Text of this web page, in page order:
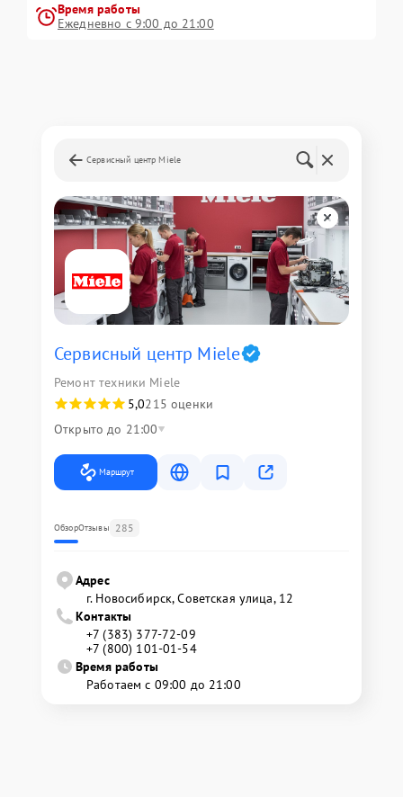
Время работы
Ежедневно с 9:00 до 21:00
Сервисный центр Miele
Сервисный центр Miele
Ремонт техники Miele
5,0215 оценки
Открыто до 21:00
Маршрут
ОбзорОтзывы 285
Адрес
г. Новосибирск, Советская улица, 12
Контакты
+7 (383) 377-72-09
+7 (800) 101-01-54
Время работы
Работаем с 09:00 до 21:00